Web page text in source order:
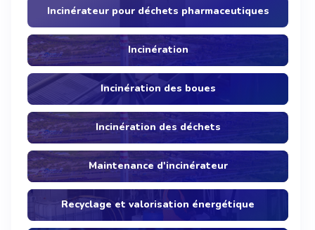
Incinérateur pour déchets pharmaceutiques
Incinération
Incinération des boues
Incinération des déchets
Maintenance d'incinérateur
Recyclage et valorisation énergétique